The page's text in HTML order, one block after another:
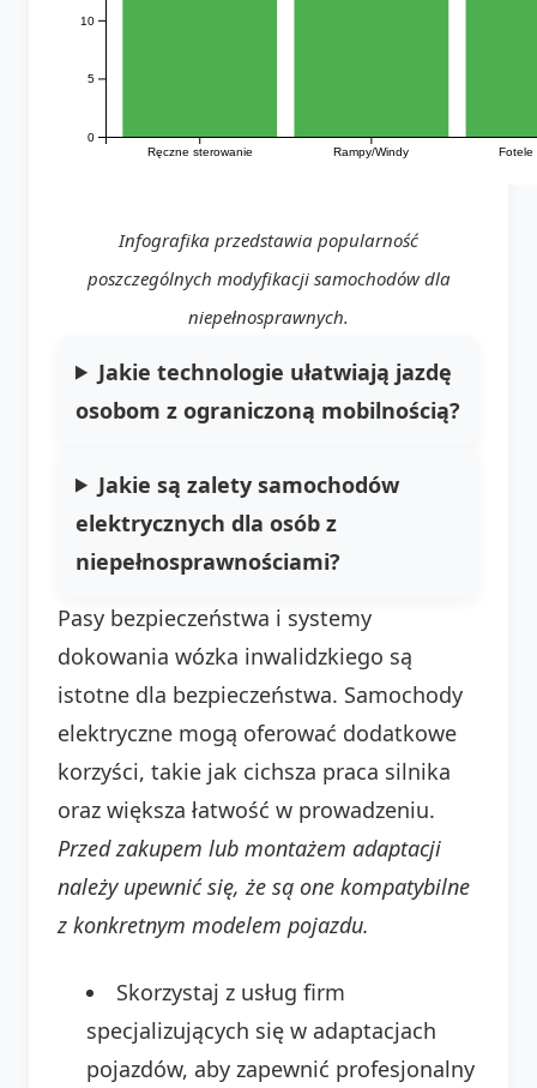
Ręczne sterowanie Rampy/Windy Fotele
0
5
10
Infografika przedstawia popularność
poszczególnych modyfikacji samochodów dla
niepełnosprawnych.
Jakie technologie ułatwiają jazdę
osobom z ograniczoną mobilnością?
Jakie są zalety samochodów
elektrycznych dla osób z
niepełnosprawnościami?
Pasy bezpieczeństwa i systemy
dokowania wózka inwalidzkiego są
istotne dla bezpieczeństwa. Samochody
elektryczne mogą oferować dodatkowe
korzyści, takie jak cichsza praca silnika
oraz większa łatwość w prowadzeniu.
Przed zakupem lub montażem adaptacji
należy upewnić się, że są one kompatybilne
z konkretnym modelem pojazdu.
Skorzystaj z usług firm
specjalizujących się w adaptacjach
pojazdów, aby zapewnić profesjonalny